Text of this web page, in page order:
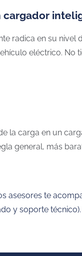
cargador
radica en su
eléctrico.
la carga en un
general, más
asesores te
y soporte